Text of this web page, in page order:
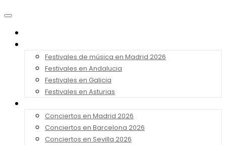
Festivales de música en Madrid 2026
Festivales en Andalucia
Festivales en Galicia
Festivales en Asturias
Conciertos en Madrid 2026
Conciertos en Barcelona 2026
Conciertos en Sevilla 2026